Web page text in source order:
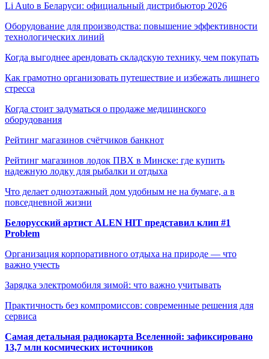
Li Auto в Беларуси: официальный дистрибьютор 2026
Оборудование для производства: повышение эффективности
технологических линий
Когда выгоднее арендовать складскую технику, чем покупать
Как грамотно организовать путешествие и избежать лишнего
стресса
Когда стоит задуматься о продаже медицинского
оборудования
Рейтинг магазинов счётчиков банкнот
Рейтинг магазинов лодок ПВХ в Минске: где купить
надежную лодку для рыбалки и отдыха
Что делает одноэтажный дом удобным не на бумаге, а в
повседневной жизни
Белорусский артист ALEN HIT представил клип #1
Problem
Организация корпоративного отдыха на природе — что
важно учесть
Зарядка электромобиля зимой: что важно учитывать
Практичность без компромиссов: современные решения для
сервиса
Самая детальная радиокарта Вселенной: зафиксировано
13,7 млн космических источников